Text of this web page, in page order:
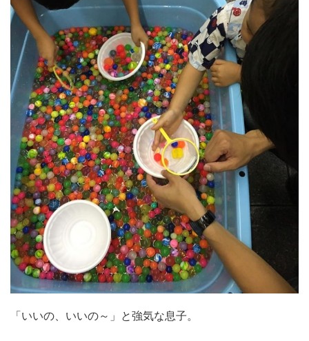
「いいの、いいの～」と強気な息子。